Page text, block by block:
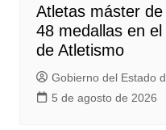
Atletas máster
48 medallas en
de Atletismo
Gobierno del Estado
5 de agosto de 2026